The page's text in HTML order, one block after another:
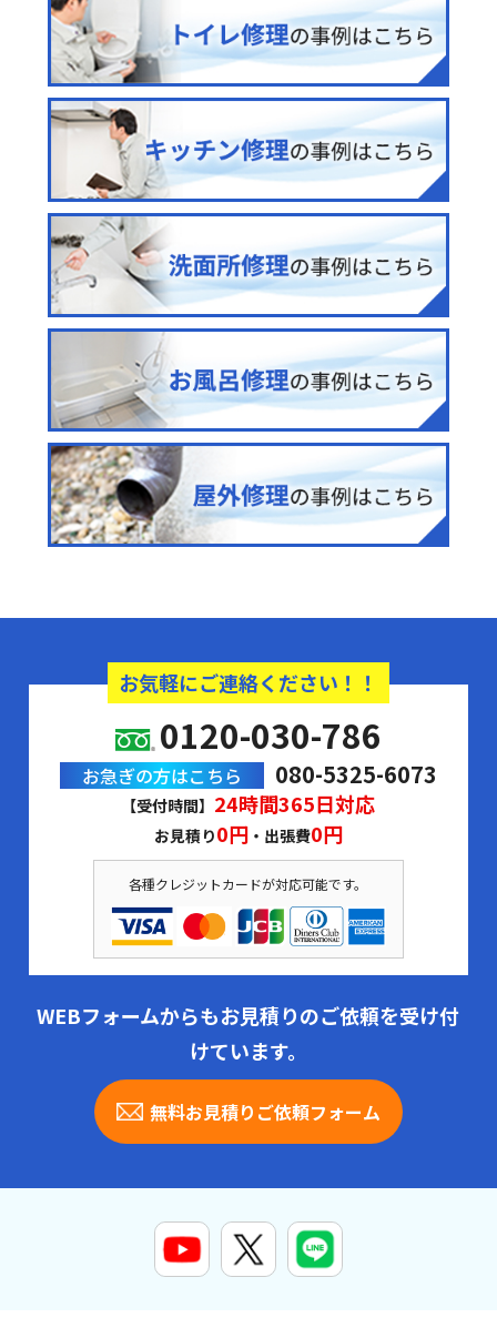
お気軽にご連絡ください！！
0120-030-786
お急ぎの方はこちら 080-5325-6073
【受付時間】 24時間365日対応
お見積り0円 ・出張費0円
各種クレジットカードが対応可能です。
WEBフォームからもお見積りのご依頼を受け付
けています。
無料お見積りご依頼フォーム